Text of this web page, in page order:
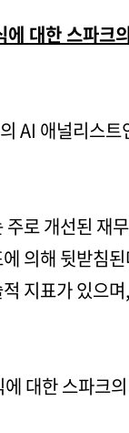
에 대한 스파크
AI 애널리스
주로 개선된 재
의해 뒷받침
지표가 있으
에 대한 스파크